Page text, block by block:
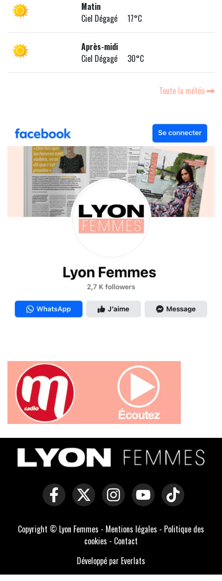
Matin
Ciel Dégagé 17°C
Après-midi
Ciel Dégagé 30°C
Toute la météo
Copyright © Lyon Femmes - Mentions légales - Politique des
cookies - Contact
Développé par Everlats